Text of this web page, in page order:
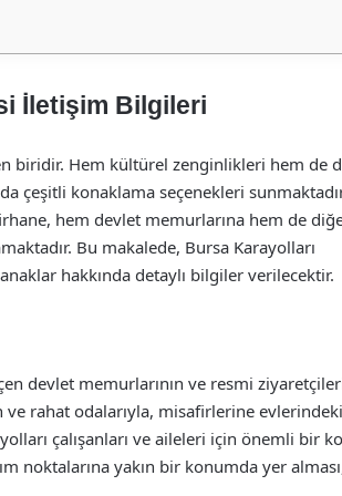
İletişim Bilgileri
biridir. Hem kültürel zenginlikleri hem de
çeşitli konaklama seçenekleri
hem devlet memurlarına hem de
Bu makalede, Bursa Karayolları
hakkında detaylı bilgiler verilecektir.
devlet memurlarının ve resmi
ve rahat odalarıyla, misafirlerine
çalışanları ve aileleri için önemli bir
noktalarına yakın bir konumda yer